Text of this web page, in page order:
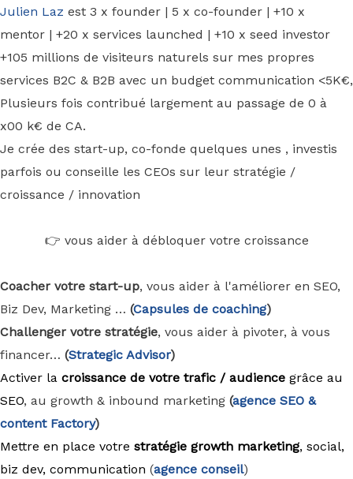
Julien Laz est 3 x founder | 5 x co-founder | +10 x
mentor | +20 x services launched | +10 x seed investor
+105 millions de visiteurs naturels sur mes propres
services B2C & B2B avec un budget communication <5K€,
Plusieurs fois contribué largement au passage de 0 à
x00 k€ de CA.
Je crée des start-up, co-fonde quelques unes , investis
parfois ou conseille les CEOs sur leur stratégie /
croissance / innovation
👉 vous aider à débloquer votre croissance
Coacher votre start-up, vous aider à l'améliorer en SEO,
Biz Dev, Marketing … (Capsules de coaching)
Challenger votre stratégie, vous aider à pivoter, à vous
financer… (Strategic Advisor)
Activer la croissance de votre trafic / audience grâce au
SEO, au growth & inbound marketing (agence SEO &
content Factory)
Mettre en place votre stratégie growth marketing, social,
biz dev, communication (agence conseil)